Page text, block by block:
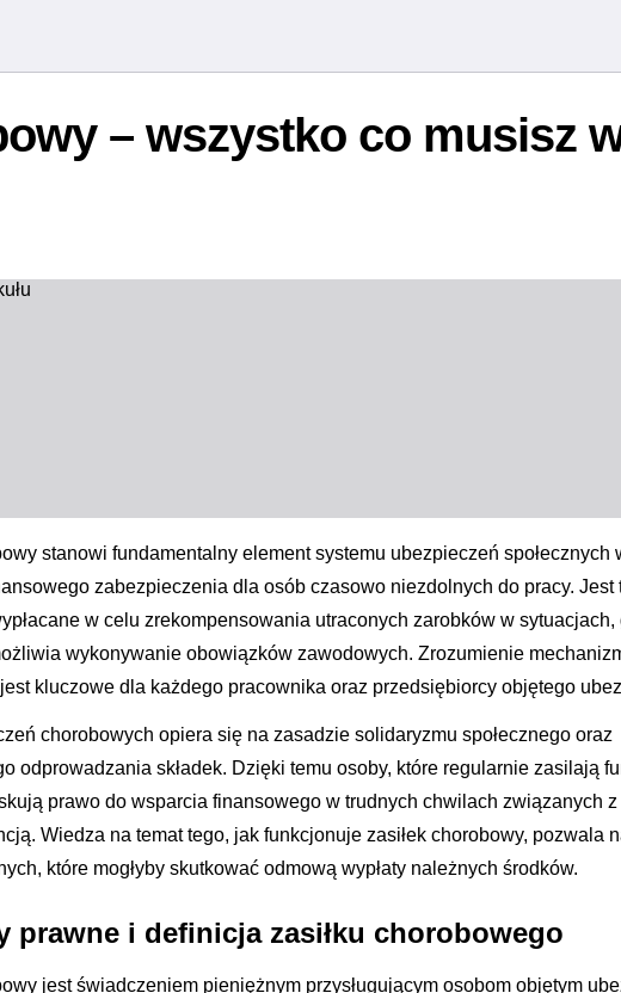
– wszystko co musisz
stanowi fundamentalny element systemu ubezpieczeń społecznych
zabezpieczenia dla osób czasowo niezdolnych do pracy. Jest
w celu zrekompensowania utraconych zarobków w sytuacjach,
wykonywanie obowiązków zawodowych. Zrozumienie
kluczowe dla każdego pracownika oraz przedsiębiorcy objętego
chorobowych opiera się na zasadzie solidaryzmu społecznego oraz
odprowadzania składek. Dzięki temu osoby, które regularnie zasilają
prawo do wsparcia finansowego w trudnych chwilach związanych z
Wiedza na temat tego, jak funkcjonuje zasiłek chorobowy, pozwala
które mogłyby skutkować odmową wypłaty należnych środków.
prawne i definicja zasiłku chorobowego
jest świadczeniem pieniężnym przysługującym osobom objętym